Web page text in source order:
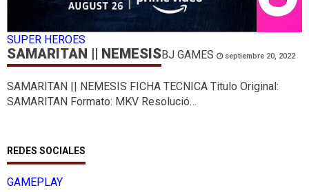
SUPER HEROES
SAMARITAN || NEMESISBJ GAMES septiembre 20, 2022
SAMARITAN || NEMESIS FICHA TECNICA Titulo Original:
SAMARITAN Formato: MKV Resolució…
REDES SOCIALES
GAMEPLAY